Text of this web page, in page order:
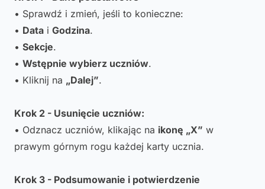
• Sprawdź i zmień, jeśli to konieczne:
• Data i Godzina.
• Sekcje.
• Wstępnie wybierz uczniów.
• Kliknij na „Dalej”.
Krok 2 - Usunięcie uczniów:
• Odznacz uczniów, klikając na ikonę „X” w
prawym górnym rogu każdej karty ucznia.
Krok 3 - Podsumowanie i potwierdzenie